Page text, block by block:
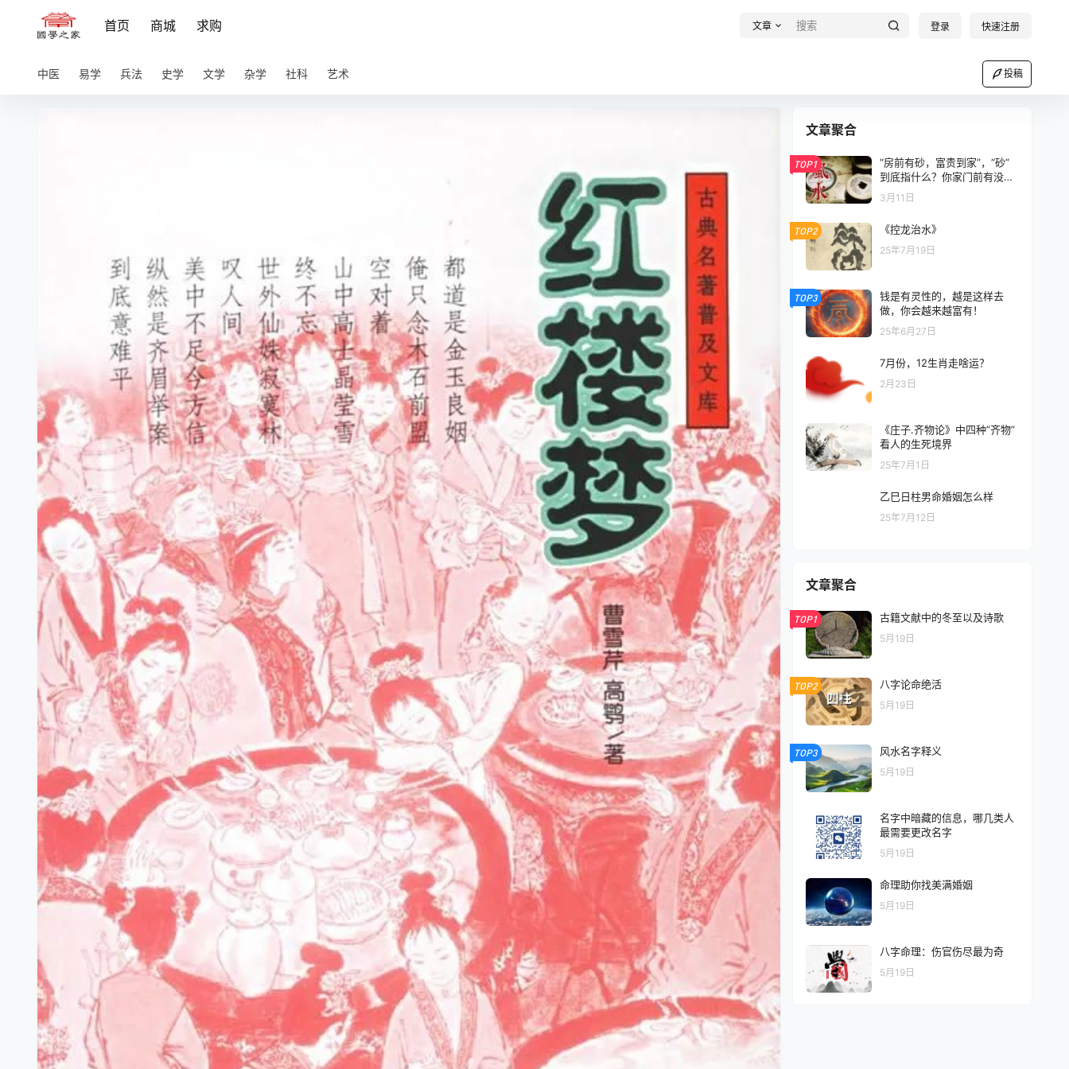
首页 商城 求购 文章 登录 快速注册
中医 易学 兵法 史学 文学 杂学 社科 艺术 投稿
文章聚合
TOP1
“房前有砂，富贵到家”，“砂”
到底指什么？你家门前有没有
这层“富贵信号”？
3月11日
TOP2 《控龙治水》
25年7月19日
TOP3
钱是有灵性的，越是这样去
做，你会越来越富有！
25年6月27日
7月份，12生肖走啥运？
2月23日
《庄子.齐物论》中四种”齐物”
看人的生死境界
25年7月1日
乙巳日柱男命婚姻怎么样
25年7月12日
文章聚合
TOP1 古籍文献中的冬至以及诗歌
5月19日
TOP2 八字论命绝活
5月19日
TOP3 风水名字释义
5月19日
名字中暗藏的信息，哪几类人
最需要更改名字
5月19日
命理助你找美满婚姻
5月19日
八字命理：伤官伤尽最为奇
5月19日